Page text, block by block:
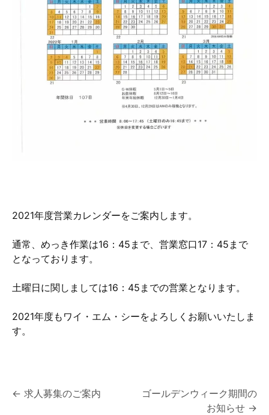
2021年度営業カレンダーをご案内します。
通常、めっき作業は16：45まで、営業窓口17：45まで
となっております。
土曜日に関しましては16：45までの営業となります。
2021年度もワイ・エム・シーをよろしくお願いいたしま
す。
投
← 求人募集のご案内
ゴールデンウィーク期間の
お知らせ →